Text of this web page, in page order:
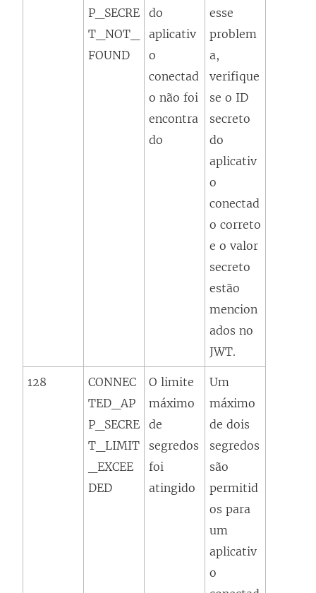
P_SECRE
T_NOT_
FOUND
do
aplicativ
o
conectad
o não foi
encontra
do
esse
problem
a,
verifique
se o ID
secreto
do
aplicativ
o
conectad
o correto
e o valor
secreto
estão
mencion
ados no
JWT.
128
CONNEC
TED_AP
P_SECRE
T_LIMIT
_EXCEE
DED
O limite
máximo
de
segredos
foi
atingido
Um
máximo
de dois
segredos
são
permitid
os para
um
aplicativ
o